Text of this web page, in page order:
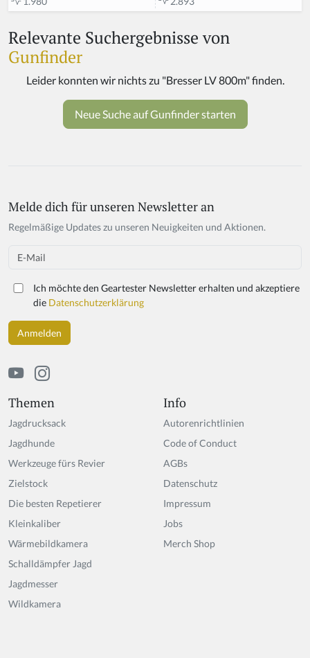
Relevante Suchergebnisse von
Gunfinder
Themen
Jagdrucksack
Jagdhunde
Werkzeuge fürs Revier
Zielstock
Die besten Repetierer
Kleinkaliber
Wärmebildkamera
Schalldämpfer Jagd
Jagdmesser
Wildkamera
Info
Autorenrichtlinien
Code of Conduct
AGBs
Datenschutz
Impressum
Jobs
Merch Shop
If
y
h
a
n,
ig
n
o
r
t
hi
s
el
d
Melde dich für unseren Newsletter an
Regelmäßige Updates zu unseren Neuigkeiten und Aktionen.
Email
Ich möchte den Geartester Newsletter erhalten und akzeptiere
die Datenschutzerklärung